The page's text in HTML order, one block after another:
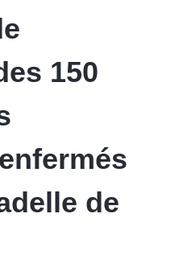
150
de